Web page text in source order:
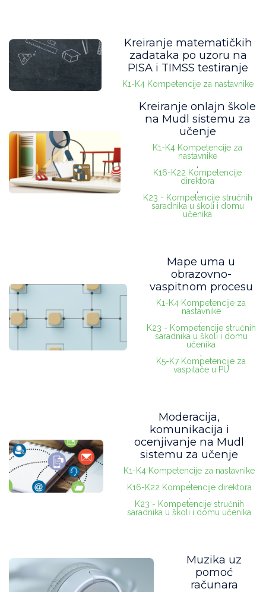
Kreiranje matematičkih
zadataka po uzoru na
PISA i TIMSS testiranje
K1-K4 Kompetencije za nastavnike
Kreiranje onlajn škole
na Mudl sistemu za
učenje
K1-K4 Kompetencije za
nastavnike
K16-K22 Kompetencije
direktora
K23 - Kompetencije stručnih
saradnika u školi i domu
učenika
Mape uma u
obrazovno-
vaspitnom procesu
K1-K4 Kompetencije za
nastavnike
K23 - Kompetencije stručnih
saradnika u školi i domu
učenika
K5-K7 Kompetencije za
vaspitače u PU
Moderacija,
komunikacija i
ocenjivanje na Mudl
sistemu za učenje
K1-K4 Kompetencije za nastavnike
K16-K22 Kompetencije direktora
K23 - Kompetencije stručnih
saradnika u školi i domu učenika
Muzika uz
pomoć
računara